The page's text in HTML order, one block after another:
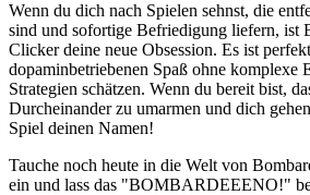
Wenn du dich nach Spielen sehnst, die
sind und sofortige Befriedigung liefern, ist
Clicker deine neue Obsession. Es ist
dopaminbetriebenen Spaß ohne komplexe
Strategien schätzen. Wenn du bereit bist,
Durcheinander zu umarmen und dich
Spiel deinen Namen!
Tauche noch heute in die Welt von
ein und lass das "BOMBARDEEENO!"